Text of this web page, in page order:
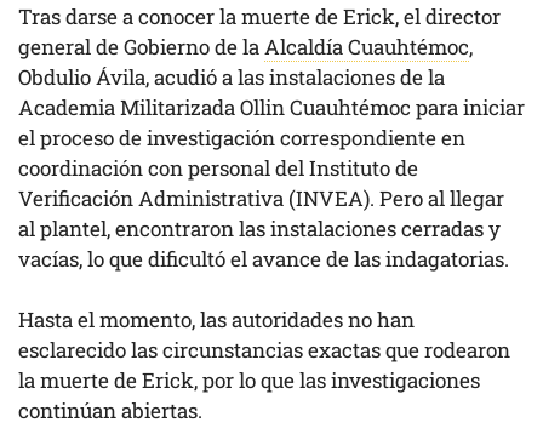
Tras darse a conocer la muerte de Erick, el director
general de Gobierno de la Alcaldía Cuauhtémoc,
Obdulio Ávila, acudió a las instalaciones de la
Academia Militarizada Ollin Cuauhtémoc para iniciar
el proceso de investigación correspondiente en
coordinación con personal del Instituto de
Verificación Administrativa (INVEA). Pero al llegar
al plantel, encontraron las instalaciones cerradas y
vacías, lo que dificultó el avance de las indagatorias.
Hasta el momento, las autoridades no han
esclarecido las circunstancias exactas que rodearon
la muerte de Erick, por lo que las investigaciones
continúan abiertas.